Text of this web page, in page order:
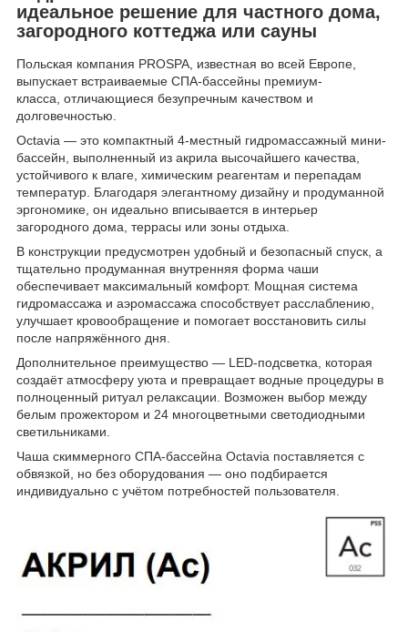
идеальное решение для частного дома,
загородного коттеджа или сауны
Польская компания PROSPA, известная во всей Европе,
выпускает встраиваемые СПА-бассейны премиум-
класса, отличающиеся безупречным качеством и
долговечностью.
Octavia — это компактный 4-местный гидромассажный мини-
бассейн, выполненный из акрила высочайшего качества,
устойчивого к влаге, химическим реагентам и перепадам
температур. Благодаря элегантному дизайну и продуманной
эргономике, он идеально вписывается в интерьер
загородного дома, террасы или зоны отдыха.
В конструкции предусмотрен удобный и безопасный спуск, а
тщательно продуманная внутренняя форма чаши
обеспечивает максимальный комфорт. Мощная система
гидромассажа и аэромассажа способствует расслаблению,
улучшает кровообращение и помогает восстановить силы
после напряжённого дня.
Дополнительное преимущество — LED-подсветка, которая
создаёт атмосферу уюта и превращает водные процедуры в
полноценный ритуал релаксации. Возможен выбор между
белым прожектором и 24 многоцветными светодиодными
светильниками.
Чаша скиммерного СПА-бассейна Octavia поставляется с
обвязкой, но без оборудования — оно подбирается
индивидуально с учётом потребностей пользователя.